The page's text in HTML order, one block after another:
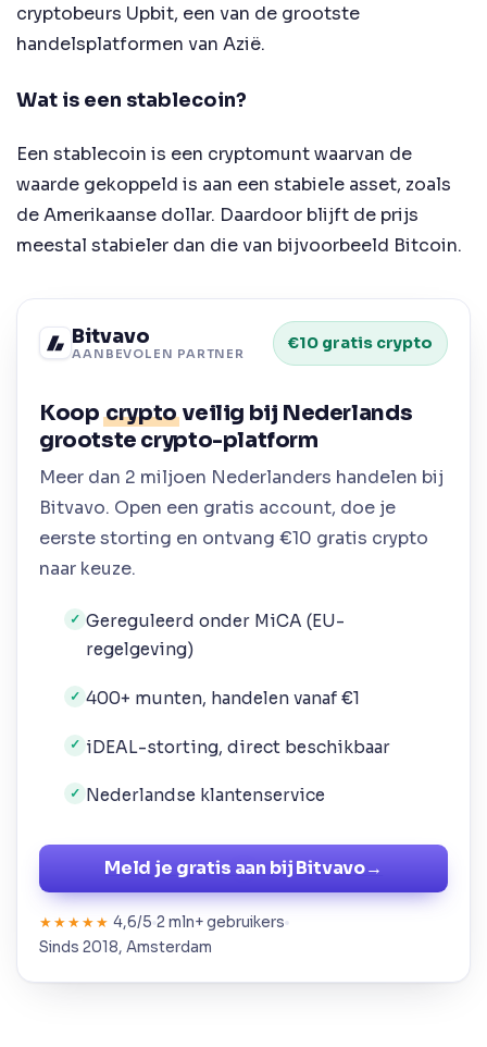
cryptobeurs Upbit, een van de grootste
handelsplatformen van Azië.
Wat is een stablecoin?
Een stablecoin is een cryptomunt waarvan de
waarde gekoppeld is aan een stabiele asset, zoals
de Amerikaanse dollar. Daardoor blijft de prijs
meestal stabieler dan die van bijvoorbeeld Bitcoin.
Bitvavo
AANBEVOLEN PARTNER
€10 gratis crypto
Koopcryptoveilig bij Nederlands
grootste crypto-platform
Meer dan 2 miljoen Nederlanders handelen bij
Bitvavo. Open een gratis account, doe je
eerste storting en ontvang €10 gratis crypto
naar keuze.
✓ Gereguleerd onder MiCA (EU-
regelgeving)
✓ 400+ munten, handelen vanaf €1
✓ iDEAL-storting, direct beschikbaar
✓ Nederlandse klantenservice
Meld je gratis aan bij Bitvavo→
★★★★★ 4,6/5 2 mln+ gebruikers
Sinds 2018, Amsterdam